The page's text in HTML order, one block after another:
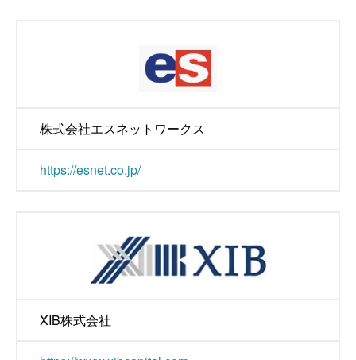
株式会社エスネットワークス
https://esnet.co.jp/
XIB株式会社